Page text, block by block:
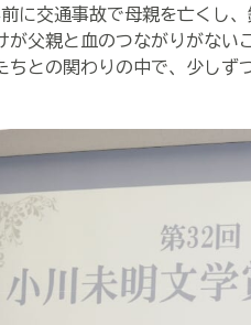
に交通事故で母親を亡くし
が父親と血のつながりがない
ちとの関わりの中で、少しず